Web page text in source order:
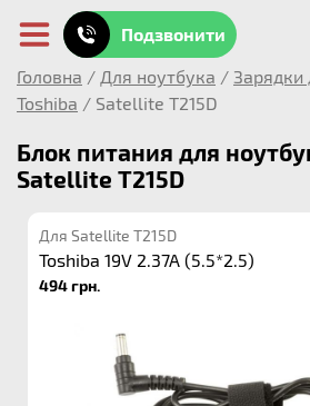
Подзвонити
Головна / Для ноутбука / Зарядки
Toshiba / Satellite T215D
Блок питания для
Satellite T215D
Для Satellite T215D
Toshiba 19V 2.37A (5.5*2.5)
494 грн.